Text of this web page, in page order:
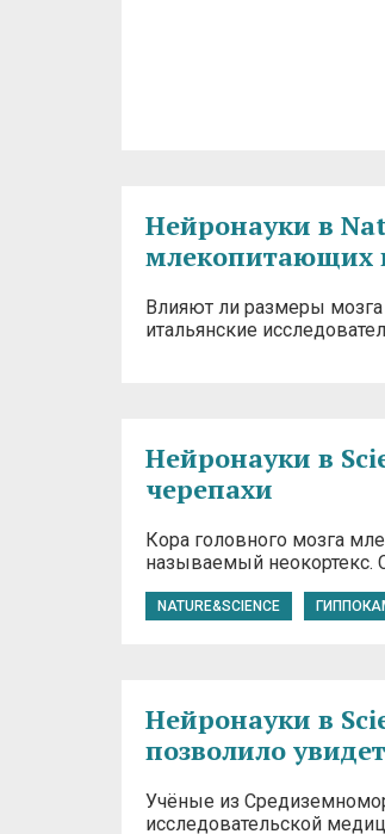
Нейронауки в
млекопитающих
Влияют ли размеры мозга
итальянские
Нейронауки в
черепахи
Кора головного мозга
называемый неокортекс.
NATURE&SCIENCE
Нейронауки в
позволило
Учёные из
исследовательской